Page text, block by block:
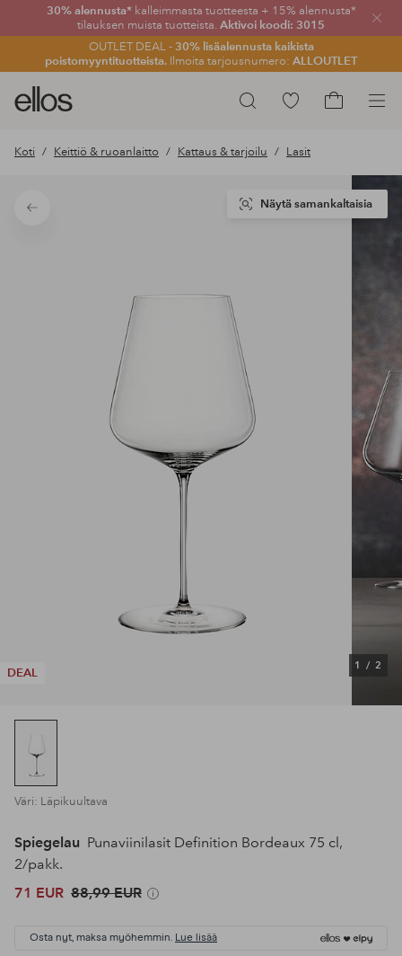
30% alennusta*kalleimmasta tuotteesta + 15% alennusta*
tilauksen muista tuotteista. Aktivoi koodi: 3015
OUTLET DEAL -30% lisäalennusta kaikista
poistomyyntituotteista. Ilmoita tarjousnumero: ALLOUTLET
Sulje
Hae
Ellos-
logo
siirry
Siirry
Koti Keittiö & ruoanlaitto Kattaus & tarjoilu Lasit
Takaisin
DEAL
1 / 2
Näytä samankaltaisia
Väri: Läpikuultava
Spiegelau Punaviinilasit Definition Bordeaux 75 cl,
2/pakk.
71 EUR 88,99 EUR
Osta nyt, maksa myöhemmin. Lue lisää